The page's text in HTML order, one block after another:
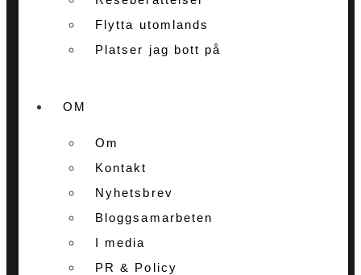
Flytta utomlands
Platser jag bott på
OM
Om
Kontakt
Nyhetsbrev
Bloggsamarbeten
I media
PR & Policy